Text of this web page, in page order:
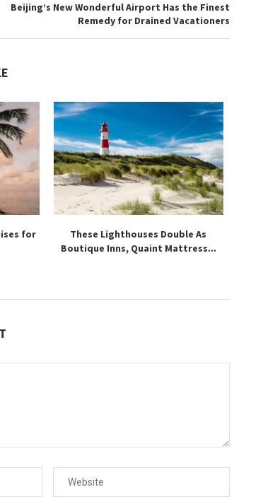
Beijing’s New Wonderful Airport Has the Finest
Remedy for Drained Vacationers
for
These Lighthouses Double As
Boutique Inns, Quaint Mattress...